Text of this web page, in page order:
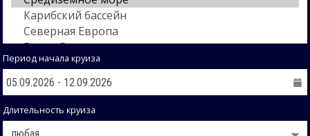
Период начала круиза
Длительность круиза